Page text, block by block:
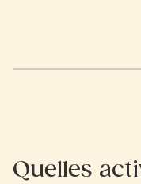
Quelles